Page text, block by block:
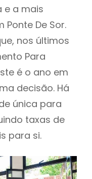
e a mais
De Sor.
nos últimos
Para
é o ano em
decisão. Há
única para
taxas de
para si.